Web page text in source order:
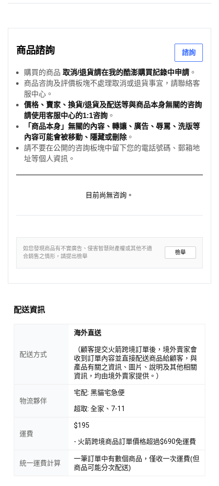
商品諮詢 諮詢
購買的商品 取消/退貨請在我的酷澎購買記錄中申請 。
商品咨詢及評價板塊不處理取消或退貨事宜，請聯絡客
服中心。
價格、賣家、換貨/退貨及配送等與商品本身無關的咨詢
請使用客服中心的1:1咨詢 。
「商品本身」無關的內容、轉讓、廣告、辱罵、洗版等
內容可能會被移動、隱藏或刪除。
請不要在公開的咨詢板塊中留下您的電話號碼、郵箱地
址等個人資訊。
目前尚無咨詢。
如您發現商品有不實廣告、侵害智慧財產權或其他不適
合銷售之情形，請提出檢舉
檢舉
配送資訊
配送方式
海外直送
（顧客提交火箭跨境訂單後，境外賣家會
收到訂單內容並直接配送商品給顧客，與
產品有關之資訊、圖片、說明及其他相關
資訊，均由境外賣家提供。）
物流夥伴
宅配: 黑貓宅急便
超取: 全家、7-11
運費
$195
- 火箭跨境商品訂單價格超過$690免運費
統一運費計算
一筆訂單中有數個商品，僅收一次運費(但
商品可能分次配送)